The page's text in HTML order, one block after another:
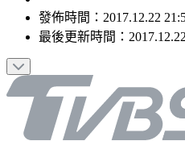
發佈時間： 2017.12.22
最後更新時間：